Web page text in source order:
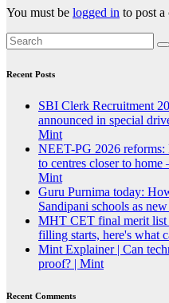
You must be logged in to post a
Recent Posts
SBI Clerk Recruitment
announced in special
Mint
NEET-PG 2026 reforms:
to centres closer to
Mint
Guru Purnima today:
Sandipani schools as
MHT CET final merit list
filling starts, here's what
Mint Explainer | Can
proof? | Mint
Recent Comments